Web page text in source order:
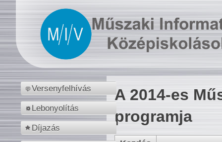
Versenyfelhívás
Lebonyolítás
Díjazás
A 2014-es
programja